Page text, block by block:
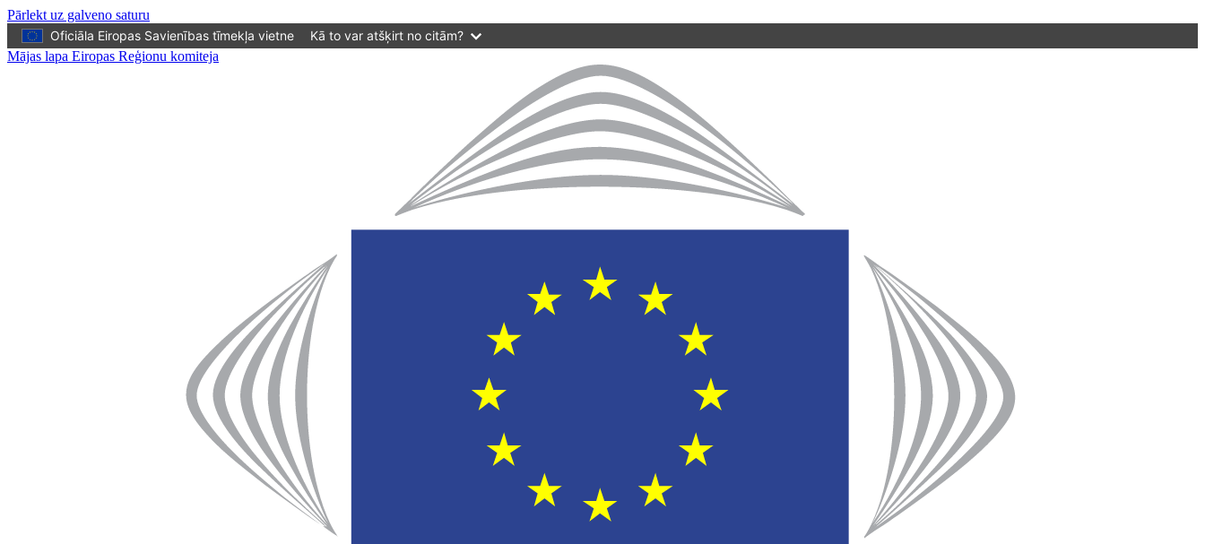
Pārlekt uz galveno saturu
Oficiāla Eiropas Savienības tīmekļa vietne
Kā to var atšķirt no citām?
Mājas lapa Eiropas Reģionu komiteja